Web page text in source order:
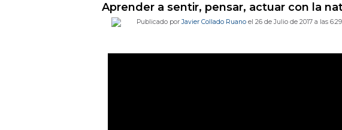
Aprender a sentir, pensar, actuar con la
Publicado por Javier Collado Ruano el 26 de Julio de 2017 a las